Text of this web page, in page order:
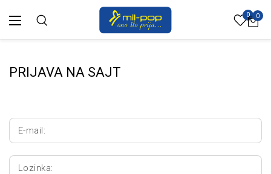
0 0
PRIJAVA NA SAJT
E-mail:
Lozinka: